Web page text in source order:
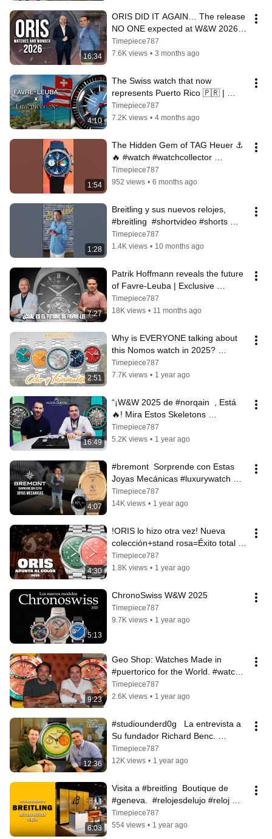
16:34
ORIS DID IT AGAIN… The release
NO ONE expected at W&W 2026
🔥
Timepiece787
7.6K views • 3 months ago
4:10
The Swiss watch that now
represents Puerto Rico 🇵🇷 |
Favre-Leuba x Timepiece787
Timepiece787
7.2K views • 4 months ago
1:54
The Hidden Gem of TAG Heuer ⚓
🔥 #watch #watchcollector
#TagHeuer
Timepiece787
952 views • 6 months ago
1:28
Breitling y sus nuevos relojes,
#breitling  #shortvideo #shorts
#watch  #reloj    #puertorico
Timepiece787
1.4K views • 10 months ago
7:27
Patrik Hoffmann reveals the future
of Favre-Leuba | Exclusive
interview Timepiece787
#watchcollector
Timepiece787
18K views • 11 months ago
2:51
Why is EVERYONE talking about
this Nomos watch in 2025?
#nomos
Timepiece787
7.7K views • 1 year ago
16:49
“¡W&W 2025 de #norqain  , Está
🔥! Mira Estos Skeletons
Irresistibles
Timepiece787
5.2K views • 1 year ago
4:07
#bremont  Sorprende con Estas
Joyas Mecánicas #luxurywatch
#relojesdelujo  #reloj
#relojeshombre
Timepiece787
14K views • 1 year ago
4:30
!ORIS lo hizo otra vez! Nueva
colección+stand rosa=Éxito total
#watch #watchesandwonders2025
Timepiece787
1.8K views • 1 year ago
5:13
ChronoSwiss W&W 2025
Timepiece787
9.7K views • 1 year ago
9:23
Geo Shop: Watches Made in
#puertorico for the World. #watch
#puertoricovlog
Timepiece787
2.6K views • 1 year ago
12:36
#studiounderd0g   La entrevista a
Su fundador Richard Benc.
#relojesdelujo #watchcollector
#reloj
Timepiece787
12K views • 1 year ago
6:03
Visita a #breitling  Boutique de
#geneva.  #relojesdelujo #reloj
#relojería #watchcollector
Timepiece787
554 views • 1 year ago